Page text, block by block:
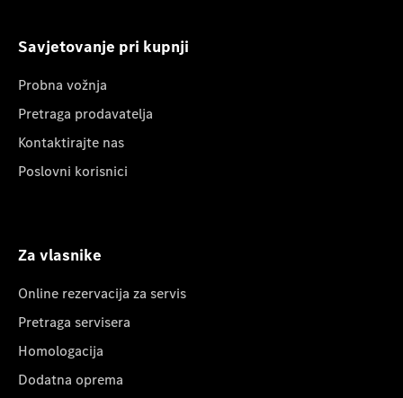
Savjetovanje pri kupnji
Probna vožnja
Pretraga prodavatelja
Kontaktirajte nas
Poslovni korisnici
Za vlasnike
Online rezervacija za servis
Pretraga servisera
Homologacija
Dodatna oprema